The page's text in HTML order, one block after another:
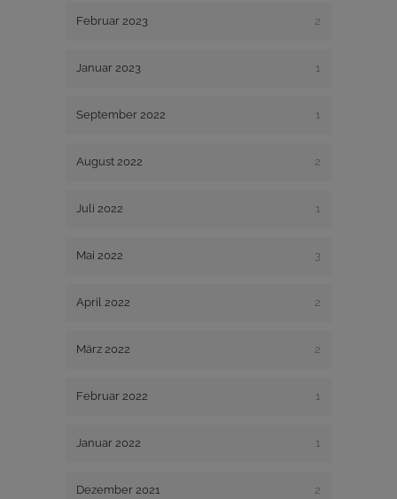
Februar 2023 2
Januar 2023 1
September 2022 1
August 2022 2
Juli 2022 1
Mai 2022 3
April 2022 2
März 2022 2
Februar 2022 1
Januar 2022 1
Dezember 2021 2